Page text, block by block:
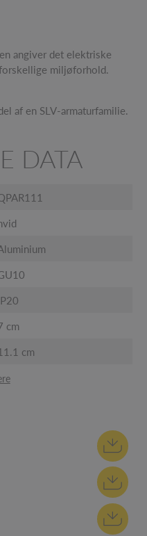
angiver det elektriske
miljøforhold.
af en SLV-armaturfamilie.
DATA
cm
cm